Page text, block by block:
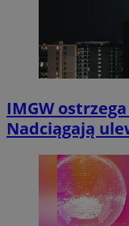
IMGW
Nadciągają